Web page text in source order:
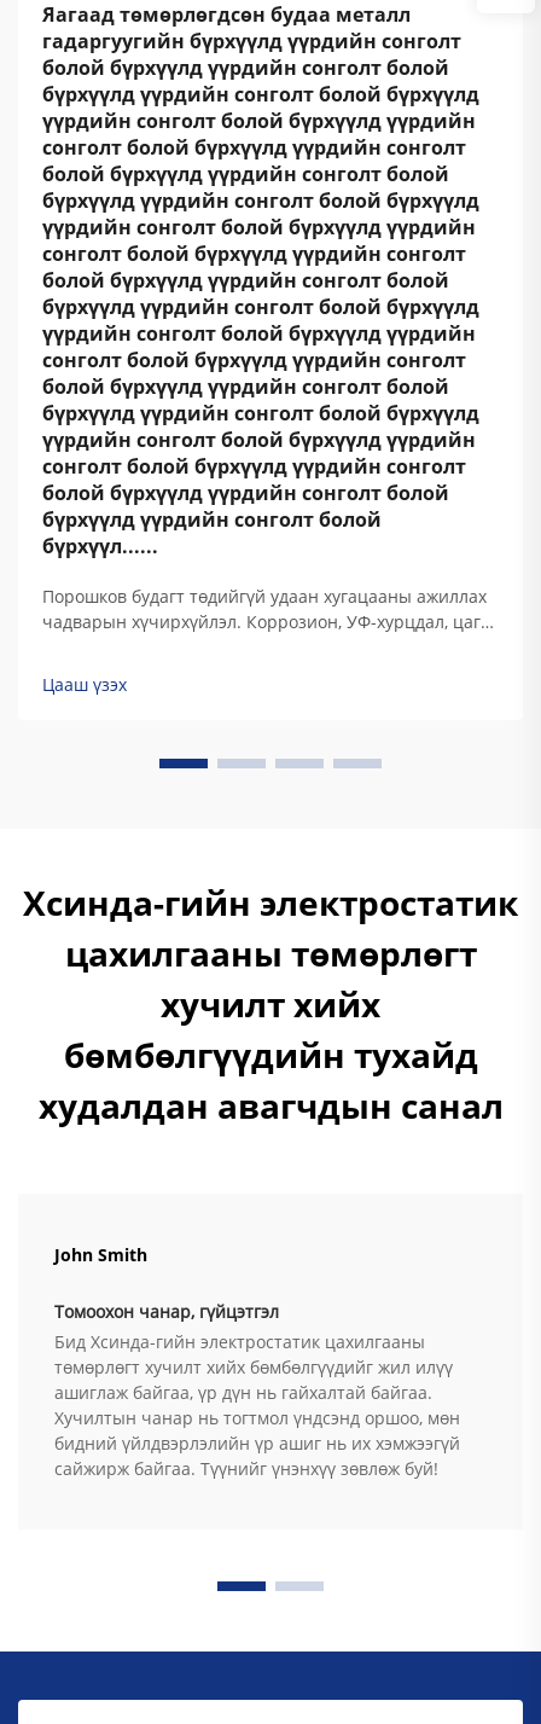
Яагаад төмөрлөгдсөн будаа металл
гадаргуугийн бүрхүүлд үүрдийн сонголт
болой бүрхүүлд үүрдийн сонголт болой
бүрхүүлд үүрдийн сонголт болой бүрхүүлд
үүрдийн сонголт болой бүрхүүлд үүрдийн
сонголт болой бүрхүүлд үүрдийн сонголт
болой бүрхүүлд үүрдийн сонголт болой
бүрхүүлд үүрдийн сонголт болой бүрхүүлд
үүрдийн сонголт болой бүрхүүлд үүрдийн
сонголт болой бүрхүүлд үүрдийн сонголт
болой бүрхүүлд үүрдийн сонголт болой
бүрхүүлд үүрдийн сонголт болой бүрхүүлд
үүрдийн сонголт болой бүрхүүлд үүрдийн
сонголт болой бүрхүүлд үүрдийн сонголт
болой бүрхүүлд үүрдийн сонголт болой
бүрхүүлд үүрдийн сонголт болой бүрхүүлд
үүрдийн сонголт болой бүрхүүлд үүрдийн
сонголт болой бүрхүүлд үүрдийн сонголт
болой бүрхүүлд үүрдийн сонголт болой
бүрхүүлд үүрдийн сонголт болой
бүрхүүл......
Порошков будагт төдийгүй удаан хугацааны ажиллах
чадварын хүчирхүйлэл. Коррозион, УФ-хурцдал, цаг
тусгай термосет полимер найрлагад суурилж.
Цааш үзэх
Хсинда-гийн электростатик
цахилгааны төмөрлөгт
хучилт хийх
бөмбөлгүүдийн тухайд
худалдан авагчдын санал
John Smith
Томоохон чанар, гүйцэтгэл
Бид Хсинда-гийн электростатик цахилгааны
төмөрлөгт хучилт хийх бөмбөлгүүдийг жил илүү
ашиглаж байгаа, үр дүн нь гайхалтай байгаа.
Хучилтын чанар нь тогтмол үндсэнд оршоо, мөн
бидний үйлдвэрлэлийн үр ашиг нь их хэмжээгүй
сайжирж байгаа. Түүнийг үнэнхүү зөвлөж буй!